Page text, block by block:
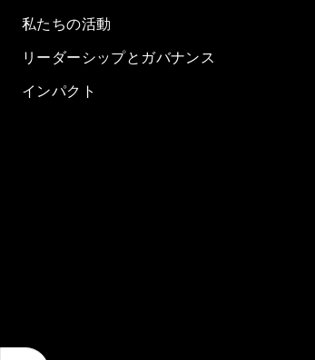
私たちの活動
リーダーシップとガバナンス
インパクト